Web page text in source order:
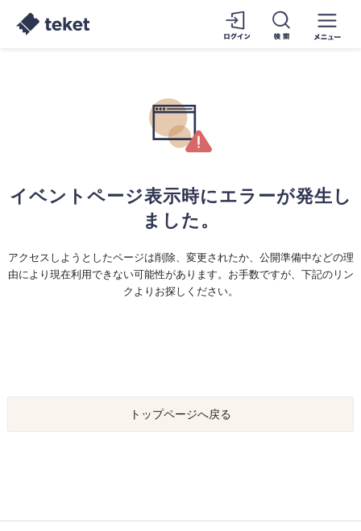
イベントページ表示時にエラーが発生し
ました。
アクセスしようとしたページは削除、変更されたか、公開準備中などの理
由により現在利用できない可能性があります。お手数ですが、下記のリン
クよりお探しください。
トップページへ戻る